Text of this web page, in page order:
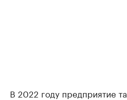
В 2022 году предприятие